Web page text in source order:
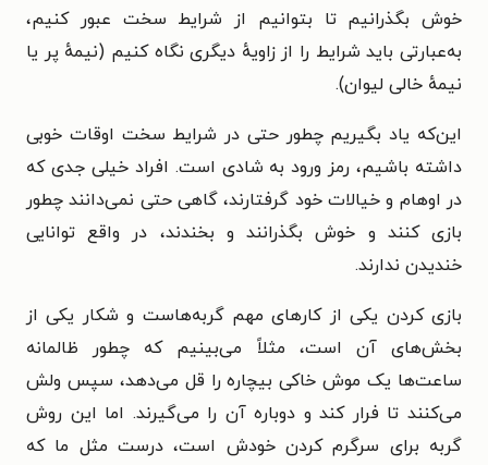
خوش بگذرانیم تا بتوانیم از شرایط سخت عبور کنیم،
به‌عبارتی باید شرایط را از زاویهٔ دیگری نگاه کنیم (نیمهٔ پر یا
نیمهٔ خالی لیوان).
این‌که یاد بگیریم چطور حتی در شرایط سخت اوقات خوبی
داشته باشیم، رمز ورود به شادی است. افراد خیلی جدی که
در اوهام و خیالات خود گرفتارند، گاهی حتی نمی‌دانند چطور
بازی کنند و خوش بگذرانند و بخندند، در واقع توانایی
خندیدن ندارند.
بازی کردن یکی از کارهای مهم گربه‌هاست و شکار یکی از
بخش‌های آن است، مثلاً می‌بینیم که چطور ظالمانه
ساعت‌ها یک موش خاکی بیچاره را قل می‌دهد، سپس ولش
می‌کنند تا فرار کند و دوباره آن را می‌گیرند. اما این روش
گربه برای سرگرم کردن خودش است، درست مثل ما که